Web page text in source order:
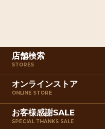
店舗検索
STORES
オンラインストア
ONLINE STORE
お客様感謝SALE
SPECIAL THANKS SALE